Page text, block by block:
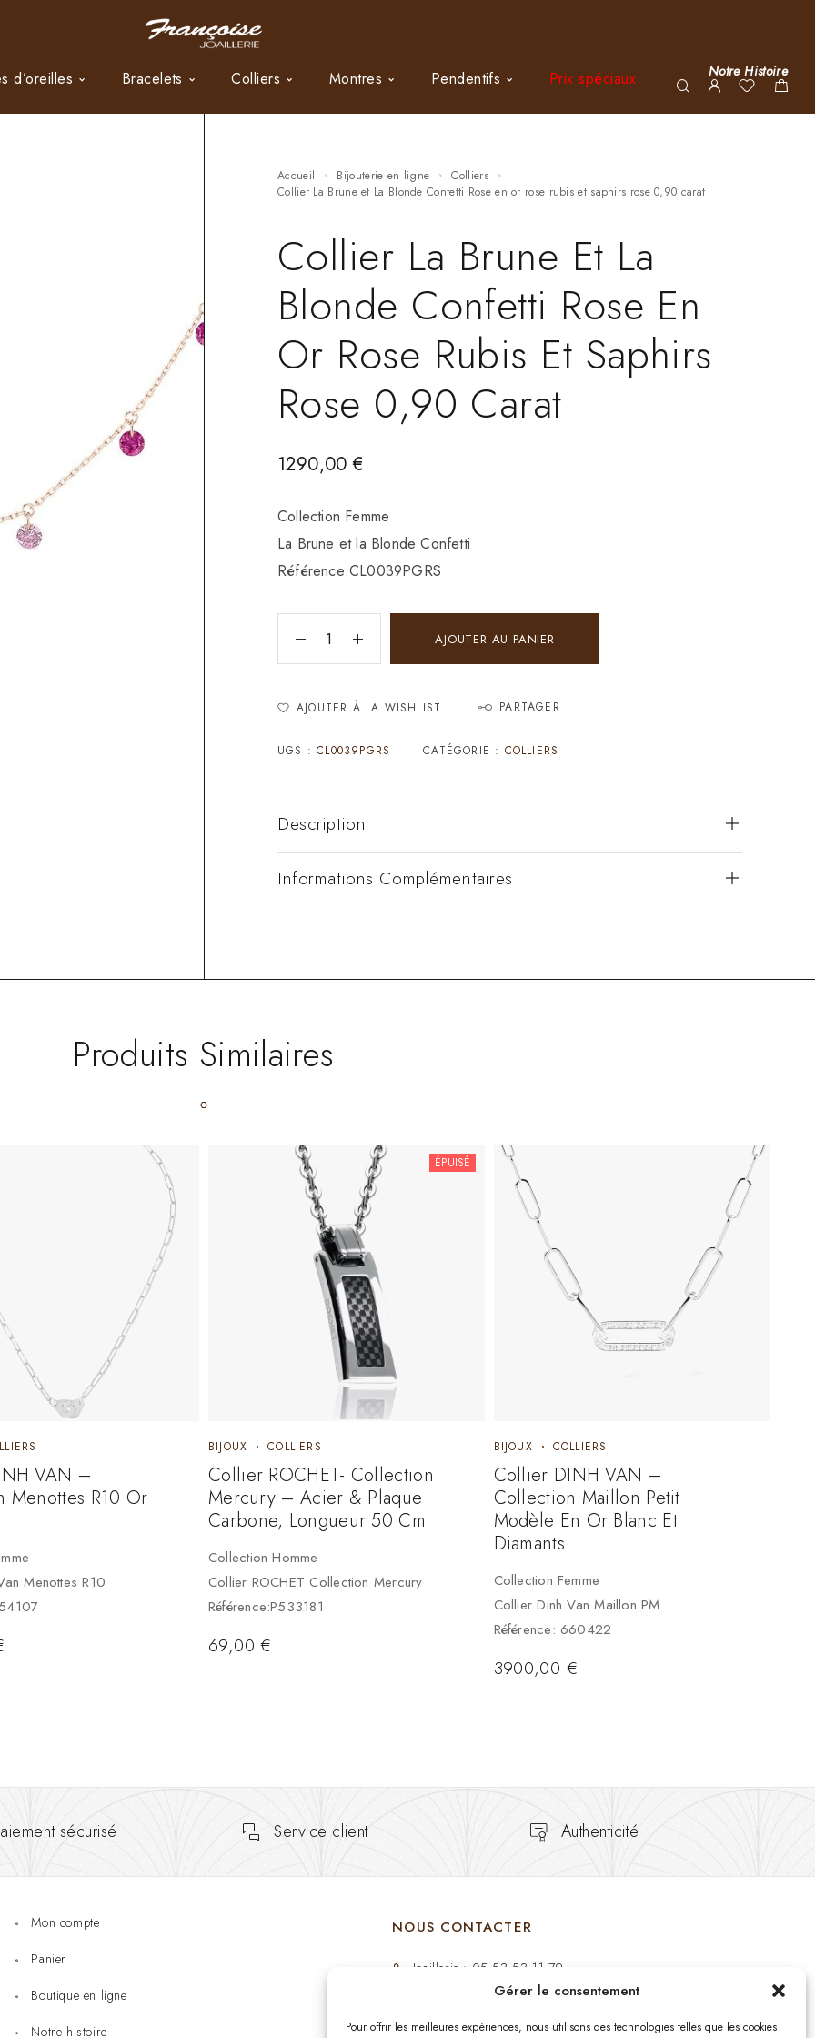
Gérer le consentement
Pour offrir les meilleures expériences, nous utilisons des technologies telles que les cookies
d’oreilles Bracelets Colliers Montres Pendentifs Prix spéciaux Notre Histoire
Accueil Bijouterie en ligne
Colliers
Collier La Brune et La Blonde Confetti Rose en or rose rubis et saphirs rose 0,90 carat
Collier La Brune Et La
Blonde Confetti Rose En
Or Rose Rubis Et Saphirs
Rose 0,90 Carat
1290,00€
Collection Femme
La Brune et la Blonde Confetti
Référence:CL0039PGRS
AJOUTER AU PANIER
AJOUTER À LA WISHLIST PARTAGER
UGS :CL0039PGRS CATÉGORIE : COLLIERS
Description
Informations Complémentaires
Produits Similaires
VAN –
Menottes R10 Or
Menottes R10
ÉPUISÉ
BIJOUX COLLIERS
Collier ROCHET- Collection
Mercury – Acier & Plaque
Carbone, Longueur 50 Cm
Collection Homme
Collier ROCHET Collection Mercury
Référence:P533181
69,00€
BIJOUX COLLIERS
Collier DINH VAN –
Collection Maillon Petit
Modèle En Or Blanc Et
Diamants
Collection Femme
Collier Dinh Van Maillon PM
Référence: 660422
3900,00 €
sécurisé Service client Authenticité
Mon compte
Panier
Boutique en ligne
Notre histoire
NOUS CONTACTER
Joaillerie : 05 53 53 11 79